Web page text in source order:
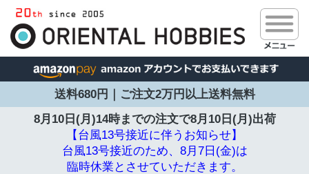
送料680円｜ご注文2万円以上送料無料
8月10日(月)14時までの注文で8月10日(月)出荷
【台風13号接近に伴うお知らせ】
台風13号接近のため、8月7日(金)は
臨時休業とさせていただきます。